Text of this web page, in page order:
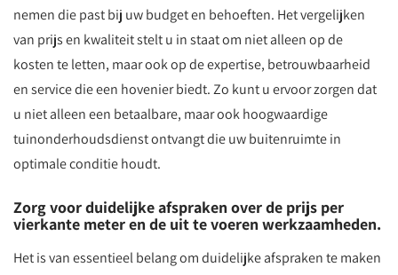
nemen die past bij uw budget en behoeften. Het vergelijken
van prijs en kwaliteit stelt u in staat om niet alleen op de
kosten te letten, maar ook op de expertise, betrouwbaarheid
en service die een hovenier biedt. Zo kunt u ervoor zorgen dat
u niet alleen een betaalbare, maar ook hoogwaardige
tuinonderhoudsdienst ontvangt die uw buitenruimte in
optimale conditie houdt.
Zorg voor duidelijke afspraken over de prijs per
vierkante meter en de uit te voeren werkzaamheden.
Het is van essentieel belang om duidelijke afspraken te maken